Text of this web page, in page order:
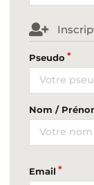
Pseudo
Nom /
Email